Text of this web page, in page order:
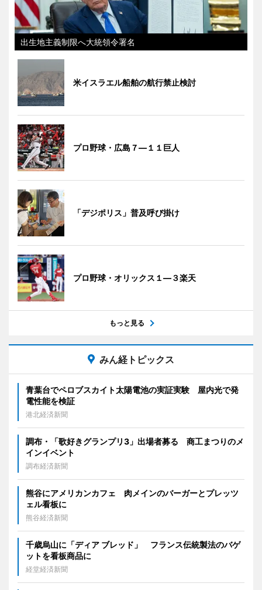
出生地主義制限へ大統領令署名
米イスラエル船舶の航行禁止検討
プロ野球・広島７―１１巨人
「デジポリス」普及呼び掛け
プロ野球・オリックス１―３楽天
もっと見る
みん経トピックス
青葉台でペロブスカイト太陽電池の実証実験 屋内光で発
電性能を検証
港北経済新聞
調布・「歌好きグランプリ3」出場者募る 商工まつりのメ
インイベント
調布経済新聞
熊谷にアメリカンカフェ 肉メインのバーガーとプレッツ
ェル看板に
熊谷経済新聞
千歳烏山に「ディア ブレッド」 フランス伝統製法のバゲ
ットを看板商品に
経堂経済新聞